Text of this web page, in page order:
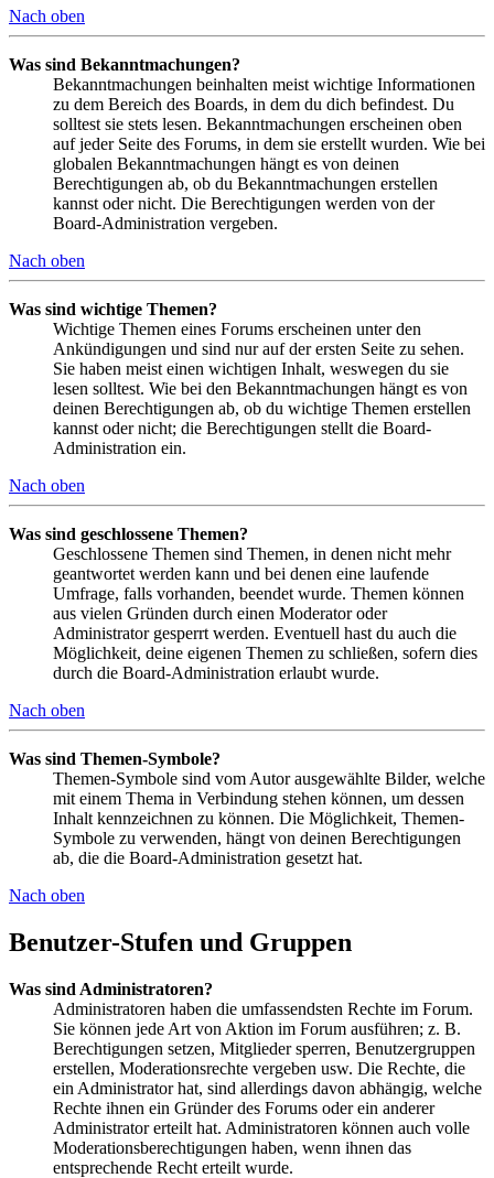
Nach oben
Was sind Bekanntmachungen?
Bekanntmachungen beinhalten meist wichtige Informationen
zu dem Bereich des Boards, in dem du dich befindest. Du
solltest sie stets lesen. Bekanntmachungen erscheinen oben
auf jeder Seite des Forums, in dem sie erstellt wurden. Wie bei
globalen Bekanntmachungen hängt es von deinen
Berechtigungen ab, ob du Bekanntmachungen erstellen
kannst oder nicht. Die Berechtigungen werden von der
Board-Administration vergeben.
Nach oben
Was sind wichtige Themen?
Wichtige Themen eines Forums erscheinen unter den
Ankündigungen und sind nur auf der ersten Seite zu sehen.
Sie haben meist einen wichtigen Inhalt, weswegen du sie
lesen solltest. Wie bei den Bekanntmachungen hängt es von
deinen Berechtigungen ab, ob du wichtige Themen erstellen
kannst oder nicht; die Berechtigungen stellt die Board-
Administration ein.
Nach oben
Was sind geschlossene Themen?
Geschlossene Themen sind Themen, in denen nicht mehr
geantwortet werden kann und bei denen eine laufende
Umfrage, falls vorhanden, beendet wurde. Themen können
aus vielen Gründen durch einen Moderator oder
Administrator gesperrt werden. Eventuell hast du auch die
Möglichkeit, deine eigenen Themen zu schließen, sofern dies
durch die Board-Administration erlaubt wurde.
Nach oben
Was sind Themen-Symbole?
Themen-Symbole sind vom Autor ausgewählte Bilder, welche
mit einem Thema in Verbindung stehen können, um dessen
Inhalt kennzeichnen zu können. Die Möglichkeit, Themen-
Symbole zu verwenden, hängt von deinen Berechtigungen
ab, die die Board-Administration gesetzt hat.
Nach oben
Benutzer-Stufen und Gruppen
Was sind Administratoren?
Administratoren haben die umfassendsten Rechte im Forum.
Sie können jede Art von Aktion im Forum ausführen; z. B.
Berechtigungen setzen, Mitglieder sperren, Benutzergruppen
erstellen, Moderationsrechte vergeben usw. Die Rechte, die
ein Administrator hat, sind allerdings davon abhängig, welche
Rechte ihnen ein Gründer des Forums oder ein anderer
Administrator erteilt hat. Administratoren können auch volle
Moderationsberechtigungen haben, wenn ihnen das
entsprechende Recht erteilt wurde.